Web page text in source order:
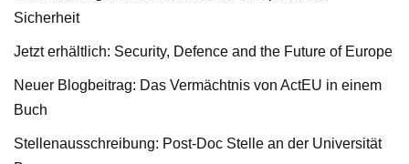
Sicherheit
Jetzt erhältlich: Security, Defence and the Future of Europe
Neuer Blogbeitrag: Das Vermächtnis von ActEU in einem
Buch
Stellenausschreibung: Post-Doc Stelle an der Universität